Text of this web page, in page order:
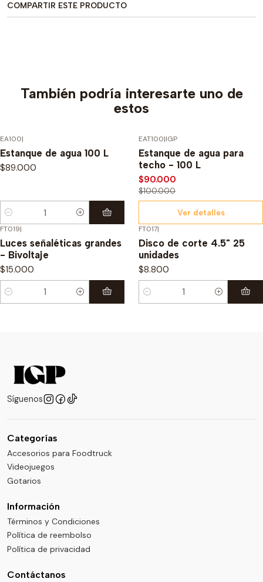
COMPARTIR ESTE PRODUCTO
También podría interesarte uno de
estos
EA100|
Estanque de agua 100 L
$89.000
Cantidad
DSCTO.
Agotado
EAT100|IGP
Estanque de agua para
techo - 100 L
$90.000
$100.000
Ver detalles
FT019|
Luces señaléticas grandes
- Bivoltaje
$15.000
Cantidad
FT017|
Disco de corte 4.5" 25
unidades
$8.800
Cantidad
Síguenos
Categorías
Accesorios para Foodtruck
Videojuegos
Gotarios
Información
Términos y Condiciones
Política de reembolso
Política de privacidad
Contáctanos